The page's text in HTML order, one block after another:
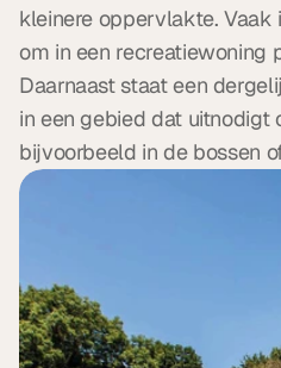
kleinere oppervlakte. Vaak
om in een recreatiewoning
Daarnaast staat een
in een gebied dat uitnodigt
bijvoorbeeld in de bossen